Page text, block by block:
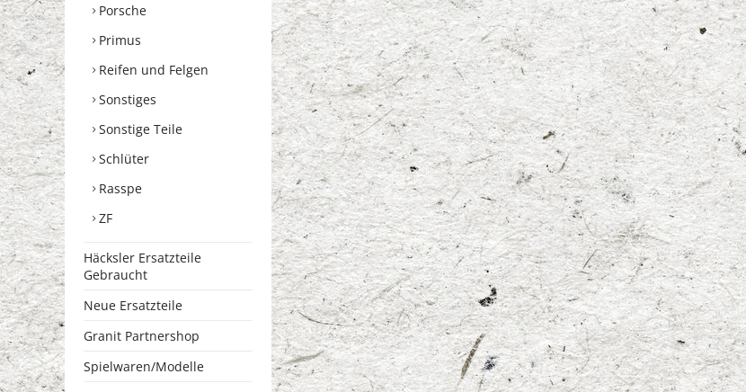
Porsche
Primus
Reifen und Felgen
Sonstiges
Sonstige Teile
Schlüter
Rasspe
ZF
Häcksler Ersatzteile
Gebraucht
Neue Ersatzteile
Granit Partnershop
Spielwaren/Modelle